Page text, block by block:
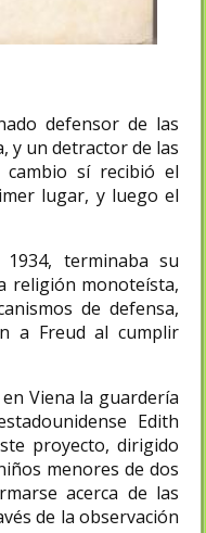
defensor de las
y un detractor de las
sí recibió el
lugar, y luego el
terminaba su
religión monoteísta,
de defensa,
a Freud al cumplir
Viena la guardería
Edith
proyecto, dirigido
menores de dos
acerca de las
de la observación